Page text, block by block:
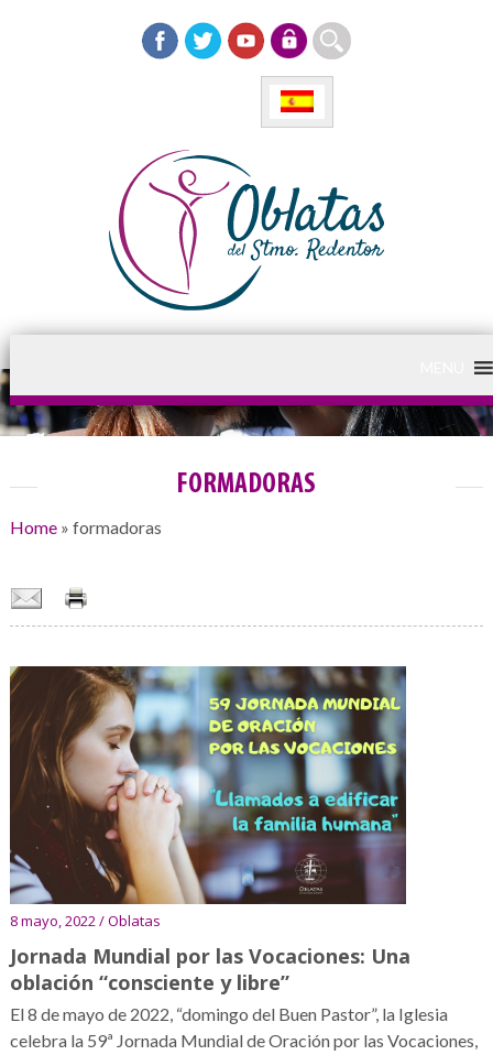
FORMADORAS
Home» formadoras
8 mayo, 2022 / Oblatas
Jornada Mundial por las Vocaciones: Una
oblación “consciente y libre”
El 8 de mayo de 2022, “domingo del Buen Pastor”, la Iglesia
celebra la 59ª Jornada Mundial de Oración por las Vocaciones,